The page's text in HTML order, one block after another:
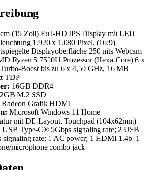
(15 Zoll) Full-HD IPS Display mit LED
1.920 x 1.080 Pixel, (16:9)
Displayoberfläche 250 nits Webcam
Ryzen 5 7530U Prozessor (Hexa-Core) 6 x
Boost bis zu 6 x 4,50 GHz, 16 MB
TDP
: 16GB DDR4
M.2 SSD
Grafik HDMI
Microsoft Windows 11 Home
mit DE-Layout, Touchpad (104x62mm)
USB Type-C® 5Gbps signaling rate; 2 USB
signaling rate; 1 AC power; 1 HDMI 1.4b; 1
microphone combo jack